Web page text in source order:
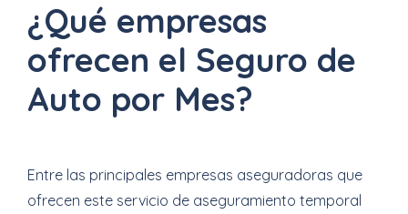
¿Qué empresas
ofrecen el Seguro de
Auto por Mes?
Entre las principales empresas aseguradoras que
ofrecen este servicio de aseguramiento temporal